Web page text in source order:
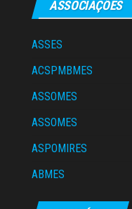
ASSOCIAÇÕES
ASSES
ACSPMBMES
ASSOMES
ASSOMES
ASPOMIRES
ABMES